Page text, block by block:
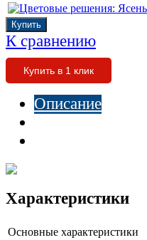
К сравнению
Купить в 1 клик
Описание
Характеристики
Основные характеристики